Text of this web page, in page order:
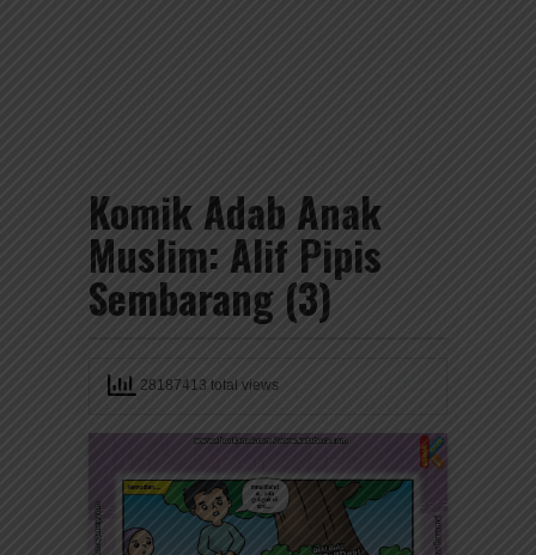
Komik Adab Anak
Muslim: Alif Pipis
Sembarang (3)
28187413 total views